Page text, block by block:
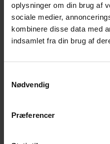
oplysninger om din brug af
sociale medier,
kombinere disse data med
indsamlet fra din brug af
Nødvendig
Præferencer
Løbegård
Overdækning
Indretning til bure